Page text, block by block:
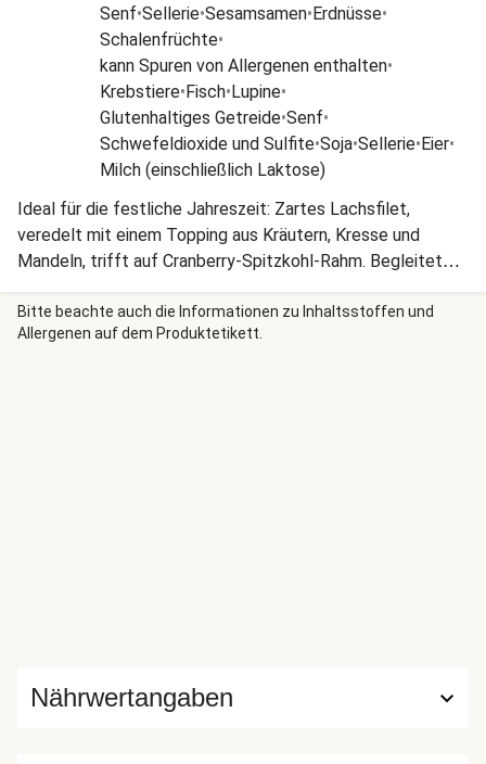
Senf•Sellerie•Sesamsamen•Erdnüsse•
Schalenfrüchte•
kann Spuren von Allergenen enthalten•
Krebstiere•Fisch•Lupine•
Glutenhaltiges Getreide•Senf•
Schwefeldioxide und Sulfite•Soja•Sellerie•Eier•
Milch (einschließlich Laktose)
Ideal für die festliche Jahreszeit: Zartes Lachsfilet,
veredelt mit einem Topping aus Kräutern, Kresse und
Mandeln, trifft auf Cranberry-Spitzkohl-Rahm. Begleitet
wird dieses Genuss-Erlebnis von roten Kartoffeln – hier
bleiben keine Wünsche offen.
Bitte beachte auch die Informationen zu Inhaltsstoffen und
Allergenen auf dem Produktetikett.
Nährwertangaben